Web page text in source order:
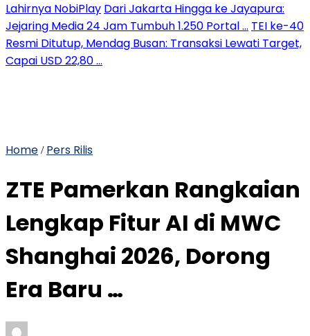
Lahirnya NobiPlay Dari Jakarta Hingga ke Jayapura:
Jejaring Media 24 Jam Tumbuh 1.250 Portal … TEI ke-40
Resmi Ditutup, Mendag Busan: Transaksi Lewati Target,
Capai USD 22,80 …
Home / Pers Rilis
ZTE Pamerkan Rangkaian
Lengkap Fitur AI di MWC
Shanghai 2026, Dorong
Era Baru …